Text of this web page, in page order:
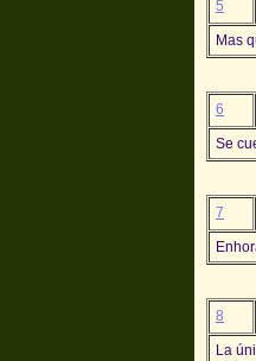
5
Mas
6
Se
7
8
La